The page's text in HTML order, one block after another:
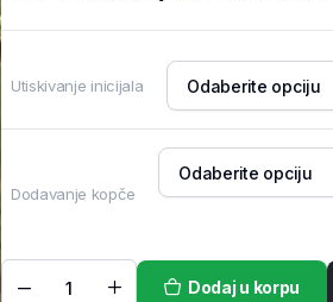
Utiskivanje inicijala
Dodavanje kopče
Dodaj u korpu